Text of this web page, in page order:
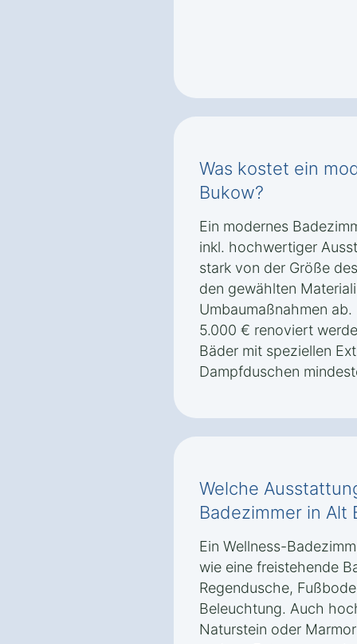
Was kostet ein
Bukow?
Ein modernes
inkl. hochwertiger
stark von der Größe
den gewählten
Umbaumaßnahmen
5.000 € renoviert
Bäder mit speziellen
Dampfduschen
Welche
Badezimmer in Alt
Ein Wellness-
wie eine freistehende
Regendusche,
Beleuchtung. Auch
Naturstein oder